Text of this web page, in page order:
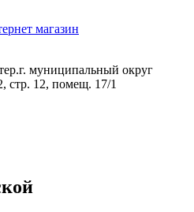
магазин
муниципальный округ
стр. 12, помещ. 17/1